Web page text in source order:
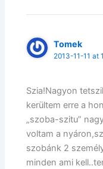
Tomek
2013-11-11 at
Szia!Nagyon
kerültem erre a
„szoba-szitu”
voltam a
szobánk 2
minden ami